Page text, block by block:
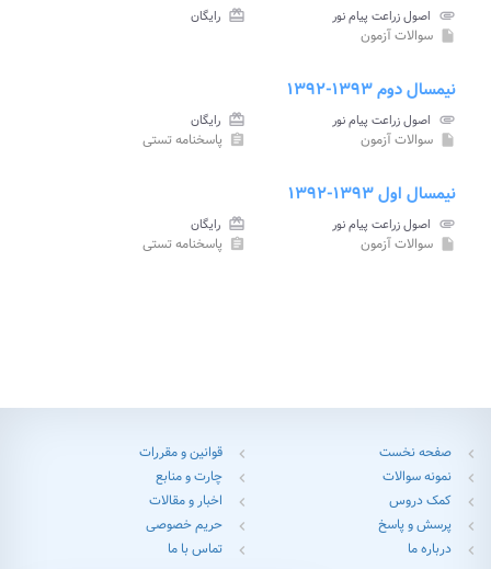
attachment اصول زراعت پیام نور card_giftcard رایگان
insert_drive_file سوالات آزمون
نیمسال دوم ۱۳۹۳-۱۳۹۲
attachment اصول زراعت پیام نور card_giftcard رایگان
insert_drive_file سوالات آزمون assignment پاسخنامه تستی
نیمسال اول ۱۳۹۳-۱۳۹۲
attachment اصول زراعت پیام نور card_giftcard رایگان
insert_drive_file سوالات آزمون assignment پاسخنامه تستی
chevron_left صفحه نخست chevron_left قوانین و مقررات
chevron_left نمونه سوالات chevron_left چارت و منابع
chevron_left کمک دروس chevron_left اخبار و مقالات
chevron_left پرسش و پاسخ chevron_left حریم خصوصی
chevron_left درباره ما chevron_left تماس با ما